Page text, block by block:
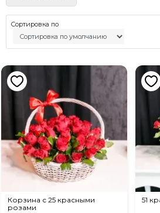
Сортировка по
Корзина с 25 красными
розами
51